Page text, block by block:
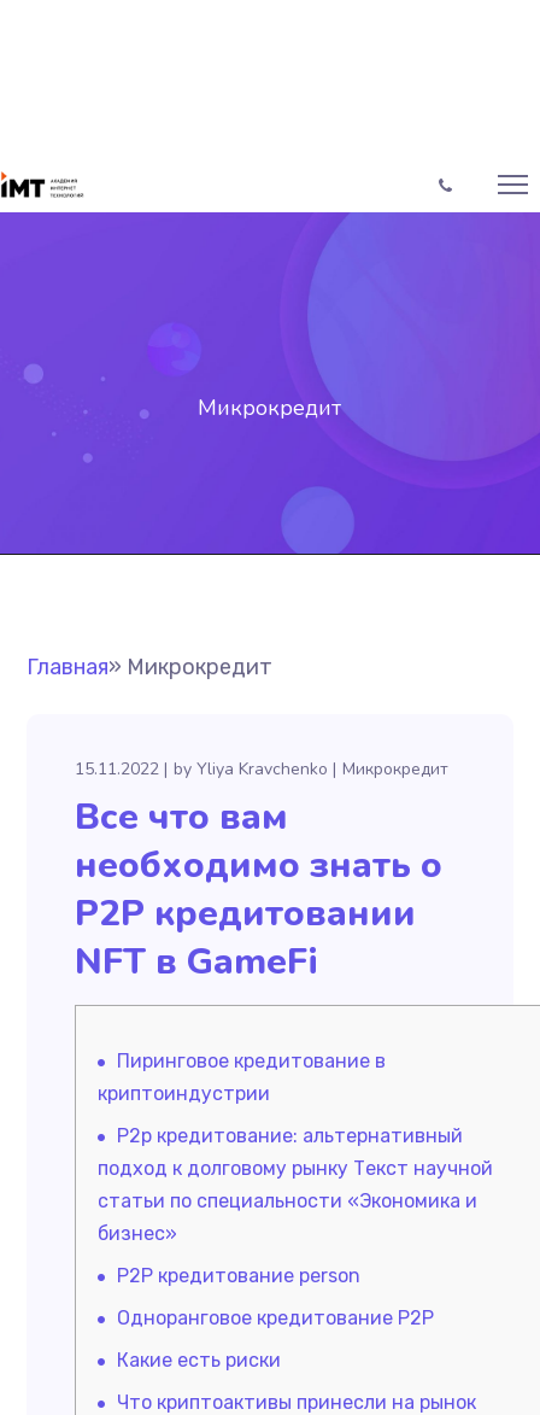
Микрокредит
Главная» Микрокредит
15.11.2022 byYliya Kravchenko Микрокредит
Все что вам
необходимо знать о
P2P кредитовании
NFT в GameFi
Пиринговое кредитование в
криптоиндустрии
P2p кредитование: альтернативный
подход к долговому рынку Текст научной
статьи по специальности «Экономика и
бизнес»
P2P кредитование person
Одноранговое кредитование P2P
Какие есть риски
Что криптоактивы принесли на рынок